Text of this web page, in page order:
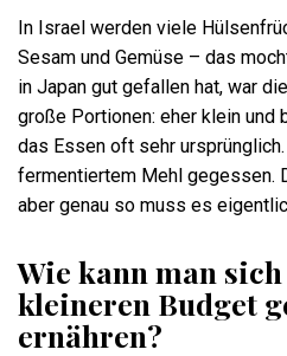
In Israel werden viele
Sesam und Gemüse – das
in Japan gut gefallen hat, war
große Portionen: eher klein und
das Essen oft sehr
fermentiertem Mehl gegessen.
aber genau so muss es
Wie kann man
kleineren Budget
ernähren?